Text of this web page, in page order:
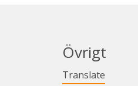
Övrigt
Translate